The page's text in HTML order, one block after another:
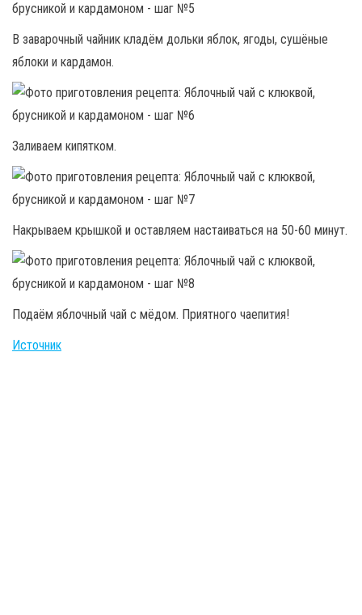
В заварочный чайник кладём дольки яблок, ягоды, сушёные
яблоки и кардамон.
Заливаем кипятком.
Накрываем крышкой и оставляем настаиваться на 50-60 минут.
Подаём яблочный чай с мёдом. Приятного чаепития!
Источник